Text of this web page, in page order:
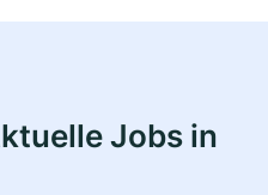
Jobs in